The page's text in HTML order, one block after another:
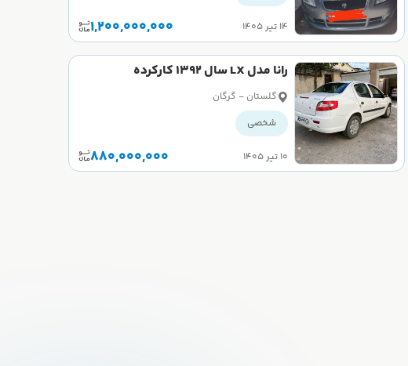
۱۴ تیر ۱۴۰۵ 1,200,000,000
رانا مدل LX سال 1392 کارکرده
گلستان - گرگان
شخصی
۱۰ تیر ۱۴۰۵ 880,000,000